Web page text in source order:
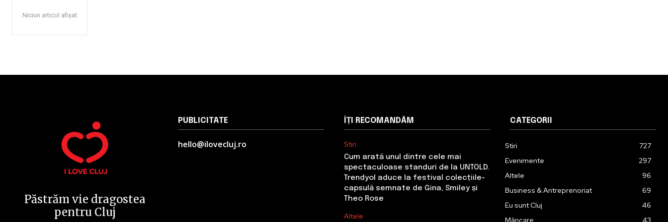
Niciun articol afișat
Păstrăm vie dragostea
pentru Cluj
PUBLICITATE
hello@ilovecluj.ro
ÎȚI RECOMANDĂM
Stiri
Cum arată unul dintre cele mai
spectaculoase standuri de la UNTOLD.
Trendyol aduce la festival colecțiile-
capsulă semnate de Gina, Smiley și
Theo Rose
Altele
CATEGORII
Stiri
727
Evenimente
297
Altele
96
Business & Antreprenoriat
69
Eu sunt Cluj
46
Mâncare
43